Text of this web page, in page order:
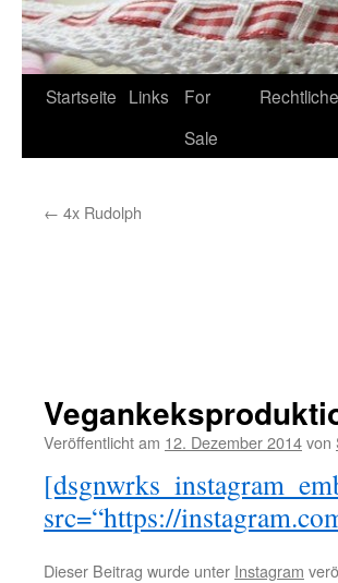
Startseite Links
For
Sale
← 4x Rudolph
Veröffentlicht am 12. Dezember 2014von
src=“https://
Dieser Beitrag wurde unter Instagram